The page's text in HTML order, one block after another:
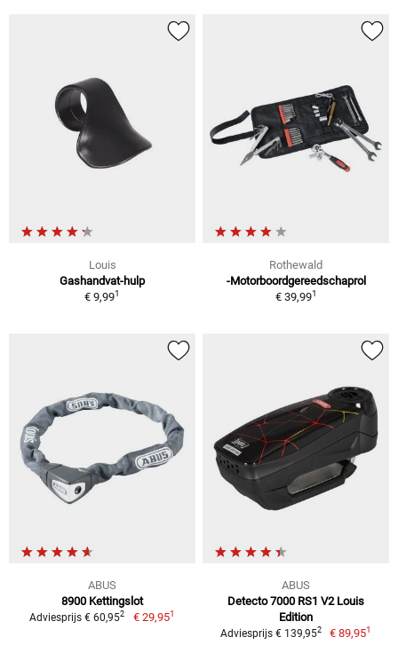
Louis
Gashandvat-hulp
€ 9,991
Rothewald
-Motorboordgereedschaprol
€ 39,991
ABUS
8900 Kettingslot
Adviesprijs € 60,952 € 29,951
ABUS
Detecto 7000 RS1 V2 Louis
Edition
Adviesprijs € 139,952 € 89,951